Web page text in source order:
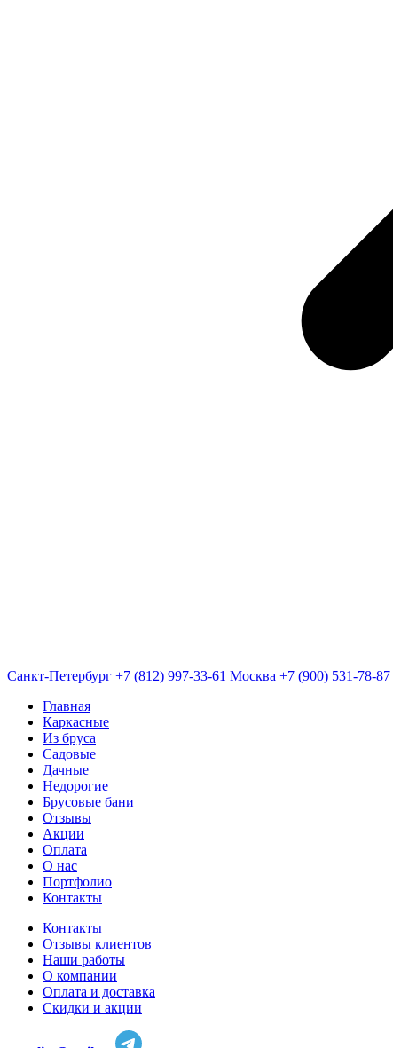
Санкт-Петербург +7 (812) 997-33-61 Москва +7 (900) 531-78-87
Главная
Каркасные
Из бруса
Садовые
Дачные
Недорогие
Брусовые бани
Отзывы
Акции
Оплата
О нас
Портфолио
Контакты
Контакты
Отзывы клиентов
Наши работы
О компании
Оплата и доставка
Скидки и акции